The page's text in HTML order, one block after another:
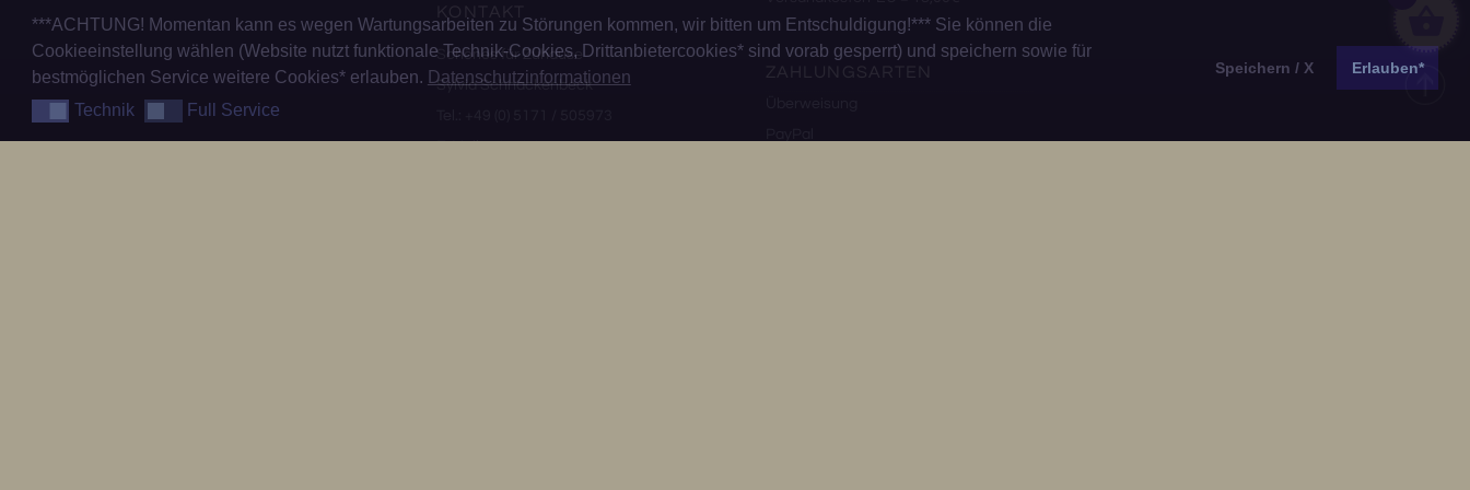
Schönes für Zuhause
Sylvia Schnackenbeck
E-Mail:
ZAHLUNGSARTEN
***ACHTUNG! Momentan kann es wegen Wartungsarbeiten zu Störungen kommen, wir bitten um Entschuldigung!*** Sie können die
Cookieeinstellung wählen (Website nutzt funktionale Technik-Cookies, Drittanbietercookies* sind vorab gesperrt) und speichern sowie für
bestmöglichen Service weitere Cookies* erlauben. Datenschutzinformationen
TechnikTechnik Full ServiceFull Service
Speichern / X Erlauben*